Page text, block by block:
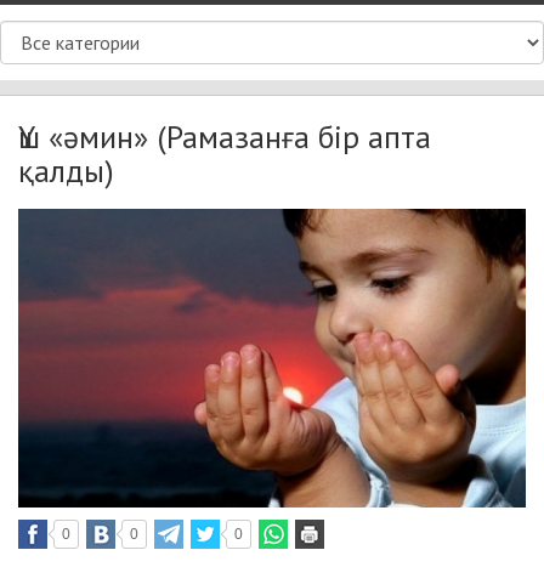
Үш «әмин» (Рамазанға бір апта
қалды)
0 0 0